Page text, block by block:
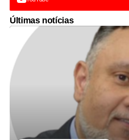
Últimas notícias